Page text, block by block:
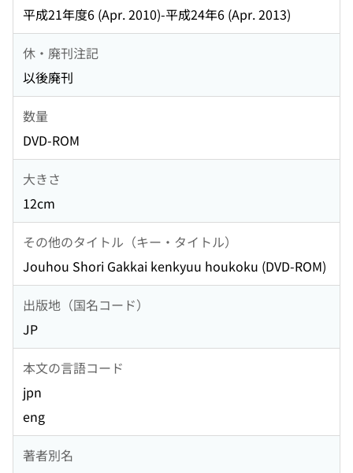
平成21年度6 (Apr. 2010)-平成24年6 (Apr. 2013)
休・廃刊注記
以後廃刊
数量
DVD-ROM
大きさ
12cm
その他のタイトル（キー・タイトル）
Jouhou Shori Gakkai kenkyuu houkoku (DVD-ROM)
出版地（国名コード）
JP
本文の言語コード
jpn
eng
著者別名